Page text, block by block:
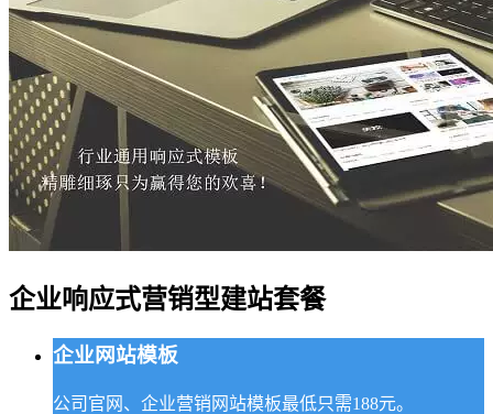
企业响应式营销型建站套餐
企业网站模板
公司官网、企业营销网站模板最低只需188元。